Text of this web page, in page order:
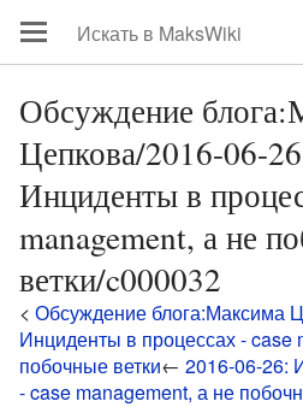
Обсуждение
Цепкова/2016-06-
Инциденты в
management, а не
ветки/c000032
< Обсуждение блога:Максима
Инциденты в процессах - case
побочные ветки← 2016-06-26:
- case management, а не